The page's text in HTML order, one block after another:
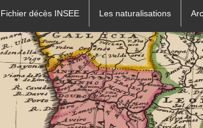
Fichier décès INSEE Les naturalisations